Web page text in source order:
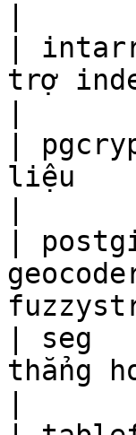
|
trợ
|
liệu
|
| seg
thẳng